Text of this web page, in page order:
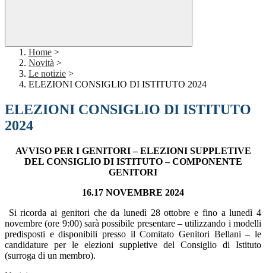
Home >
Novità >
Le notizie >
ELEZIONI CONSIGLIO DI ISTITUTO 2024
ELEZIONI CONSIGLIO DI ISTITUTO
2024
AVVISO PER I GENITORI – ELEZIONI SUPPLETIVE
DEL CONSIGLIO DI ISTITUTO – COMPONENTE
GENITORI
16.17 NOVEMBRE 2024
Si ricorda ai genitori che da lunedì 28 ottobre e fino a lunedì 4
novembre (ore 9:00) sarà possibile presentare – utilizzando i modelli
predisposti e disponibili presso il Comitato Genitori Bellani – le
candidature per le elezioni suppletive del Consiglio di Istituto
(surroga di un membro).